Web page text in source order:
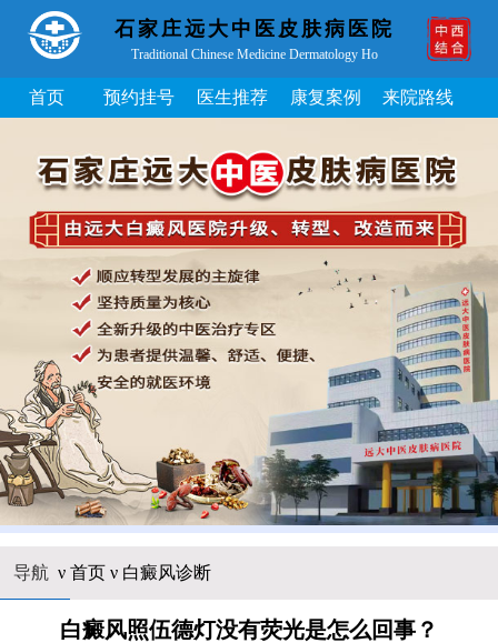
石家庄远大中医皮肤病医院
Traditional Chinese Medicine Dermatology Ho
首页 预约挂号 医生推荐 康复案例 来院路线
导航 ν 首页ν 白癜风诊断
白癜风照伍德灯没有荧光是怎么回事？